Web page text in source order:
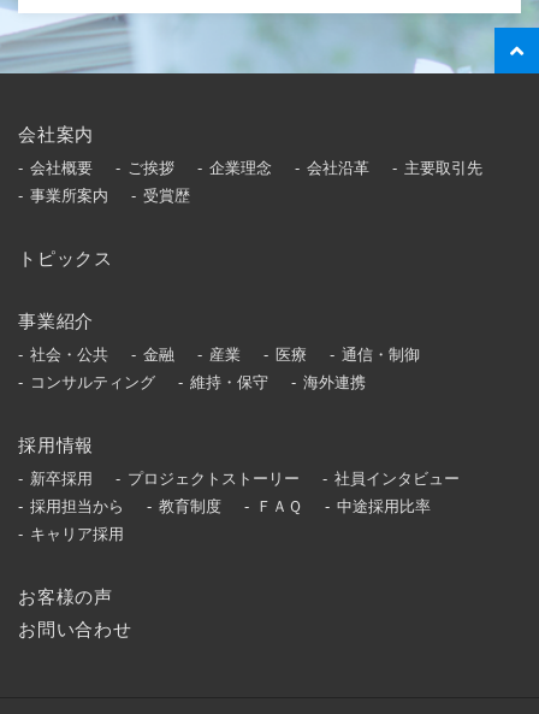
会社案内
会社概要 ご挨拶 企業理念 会社沿革
主要取引先
事業所案内
受賞歴
トピックス
事業紹介
社会・公共 金融 産業 医療
通信・制御
コンサルティング
維持・保守 海外連携
採用情報
新卒採用 プロジェクトストーリー
社員インタビュー
採用担当から
教育制度 ＦＡＱ
中途採用比率
キャリア採用
お客様の声
お問い合わせ